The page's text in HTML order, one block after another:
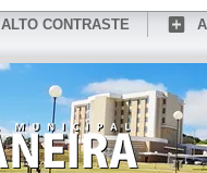
ALTO CONTRASTE